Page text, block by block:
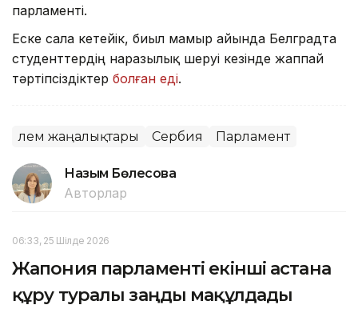
парламенті.
Еске сала кетейік, биыл мамыр айында Белградта
студенттердің наразылық шеруі кезінде жаппай
тәртіпсіздіктер болған еді.
Әлем жаңалықтары Сербия Парламент
Назым Бөлесова
Авторлар
06:33, 25 Шілде 2026
Жапония парламенті екінші астана
құру туралы заңды мақұлдады